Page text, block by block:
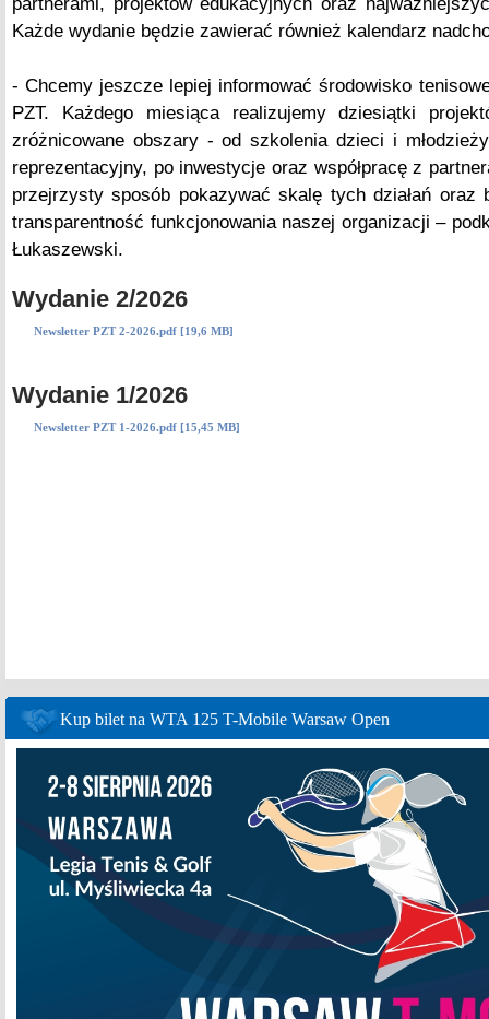
Każde wydanie będzie zawierać również kalendarz
- Chcemy jeszcze lepiej informować środowisko
PZT. Każdego miesiąca realizujemy dziesiątki
zróżnicowane obszary - od szkolenia dzieci i
reprezentacyjny, po inwestycje oraz współpracę z
przejrzysty sposób pokazywać skalę tych działań oraz
transparentność funkcjonowania naszej organizacji –
Łukaszewski.
Wydanie 2/2026
Newsletter PZT 2-2026.pdf [19,6 MB]
Wydanie 1/2026
Newsletter PZT 1-2026.pdf [15,45 MB]
Kup bilet na WTA 125 T-Mobile Warsaw Open